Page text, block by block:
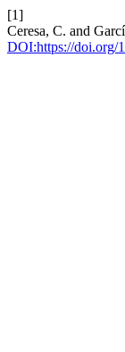
[1]
Ceresa, C. and
DOI:https://doi.org/